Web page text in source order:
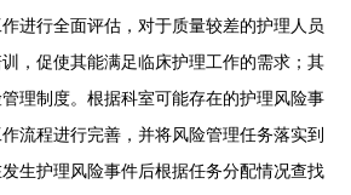
进行全面评估，对于质量较差的护理人员
，促使其能满足临床护理工作的需求；其
理制度。根据科室可能存在的护理风险事
流程进行完善，并将风险管理任务落实到
生护理风险事件后根据任务分配情况查找